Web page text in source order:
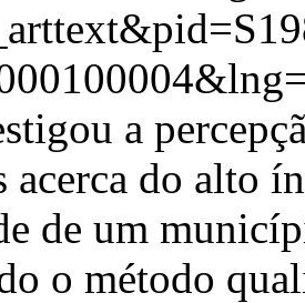
a
acerca do alto
de um
o método